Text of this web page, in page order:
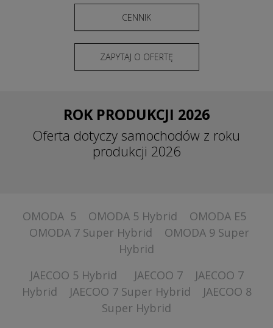
CENNIK
ZAPYTAJ O OFERTĘ
ROK PRODUKCJI 2026
Oferta dotyczy samochodów z roku
produkcji 2026
OMODA 5 OMODA 5 Hybrid
OMODA E5
OMODA 7 Super Hybrid
OMODA 9 Super
Hybrid
JAECOO 5 Hybrid
JAECOO 7
JAECOO 7
Hybrid
JAECOO 7 Super Hybrid
JAECOO 8
Super Hybrid